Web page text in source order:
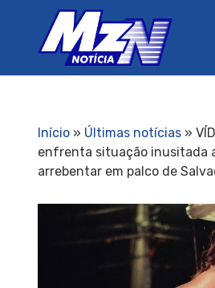
Início» Últimas notícias»
enfrenta situação inusitada
arrebentar em palco de